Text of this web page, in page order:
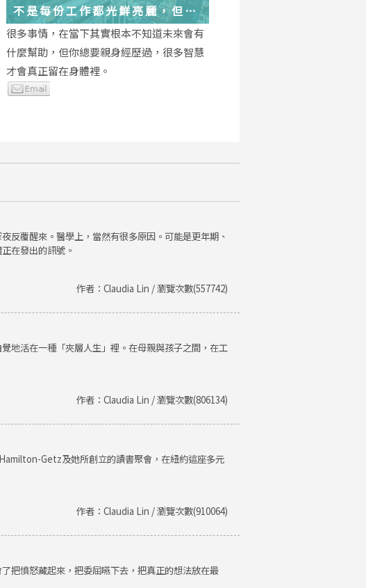
不是每份工作都光鮮亮麗，但每
段經歷都在偷偷改變你
很多事情，在當下其實根本不知道未來會有
什麼幫助，但你總要親身經歷過，很多智慧
才會真正留在身體裡。
反覆醒來。醫學上，當然有很多原因。可能是更年期、
在發出的訊號。
作者：Claudia Lin / 瀏覽次數(557742)
地活在一種「夾層人生」裡。在母親與孩子之間，在工
作者：Claudia Lin / 瀏覽次數(806134)
Getz及她所創立的讀書聚會，在紐約這座多元
作者：Claudia Lin / 瀏覽次數(910064)
把憤怒藏起來，把委屈嚥下去，把真正的想法放在最